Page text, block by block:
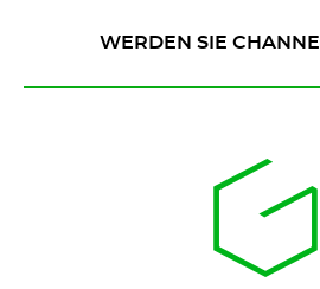
WERDEN SIE